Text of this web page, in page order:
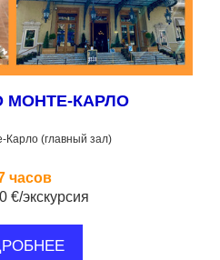
МОНТЕ-КАРЛО
Карло (главный зал)
часов
€/экскурсия